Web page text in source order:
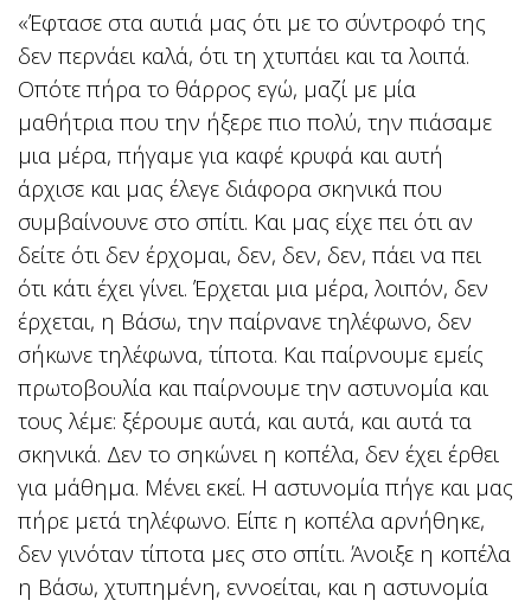
«Έφτασε στα αυτιά μας ότι με το σύντροφό της
δεν περνάει καλά, ότι τη χτυπάει και τα λοιπά.
Οπότε πήρα το θάρρος εγώ, μαζί με μία
μαθήτρια που την ήξερε πιο πολύ, την πιάσαμε
μια μέρα, πήγαμε για καφέ κρυφά και αυτή
άρχισε και μας έλεγε διάφορα σκηνικά που
συμβαίνουνε στο σπίτι. Και μας είχε πει ότι αν
δείτε ότι δεν έρχομαι, δεν, δεν, δεν, πάει να πει
ότι κάτι έχει γίνει. Έρχεται μια μέρα, λοιπόν, δεν
έρχεται, η Βάσω, την παίρνανε τηλέφωνο, δεν
σήκωνε τηλέφωνα, τίποτα. Και παίρνουμε εμείς
πρωτοβουλία και παίρνουμε την αστυνομία και
τους λέμε: ξέρουμε αυτά, και αυτά, και αυτά τα
σκηνικά. Δεν το σηκώνει η κοπέλα, δεν έχει έρθει
για μάθημα. Μένει εκεί. Η αστυνομία πήγε και μας
πήρε μετά τηλέφωνο. Είπε η κοπέλα αρνήθηκε,
δεν γινόταν τίποτα μες στο σπίτι. Άνοιξε η κοπέλα
η Βάσω, χτυπημένη, εννοείται, και η αστυνομία